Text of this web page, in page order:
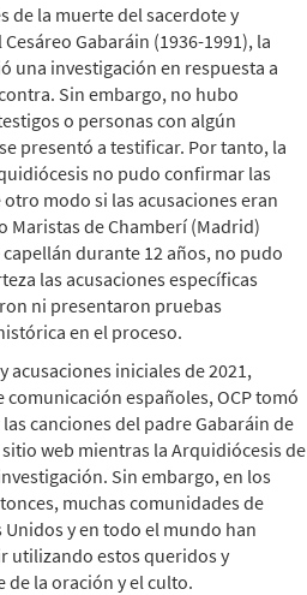
de la muerte del sacerdote y
Gabaráin (1936-1991), la
una investigación en respuesta a
Sin embargo, no hubo
o personas con algún
presentó a testificar. Por tanto, la
no pudo confirmar las
modo si las acusaciones eran
Maristas de Chamberí (Madrid)
durante 12 años, no pudo
las acusaciones específicas
ni presentaron pruebas
en el proceso.
acusaciones iniciales de 2021,
españoles, OCP tomó
canciones del padre Gabaráin de
web mientras la Arquidiócesis de
Sin embargo, en los
muchas comunidades de
y en todo el mundo han
utilizando estos queridos y
la oración y el culto.